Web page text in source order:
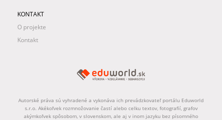
KONTAKT
O projekte
Kontakt
Autorské práva sú vyhradené a vykonáva ich prevádzkovateľ portálu Eduworld
s.r.o. Akékoľvek rozmnožovanie častí alebo celku textov, fotografií, grafov
akýmkoľvek spôsobom, v slovenskom, ale aj v inom jazyku bez písomného